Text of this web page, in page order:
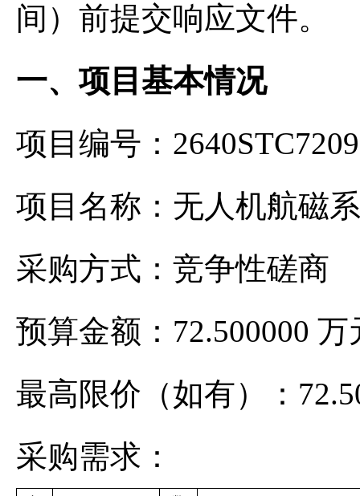
间）前提交响应文件。
一、项目基本情况
项目编号：
项目名称：无人机航磁
采购方式：竞争性磋商
预算金额：72.500000
最高限价（如有）：
采购需求：